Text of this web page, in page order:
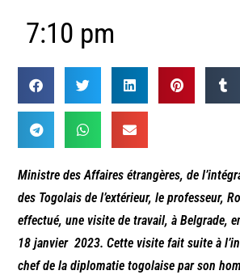
7:10 pm
Ministre des Affaires étrangères, de
des Togolais de l’extérieur, le professeur,
effectué, une visite de travail, à Belgrade,
18 janvier 2023. Cette visite fait suite à
chef de la diplomatie togolaise par son